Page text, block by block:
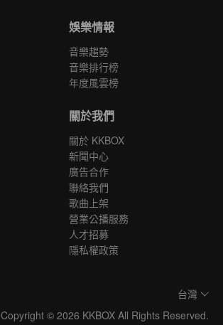
娛樂情報
音樂趨勢
音樂排行榜
年度風雲榜
關於我們
關於 KKBOX
新聞中心
廣告合作
聯絡我們
歌曲上架
營業公播服務
人才招募
隱私權政策
台灣
Copyright © 2026 KKBOX All Rights Reserved.